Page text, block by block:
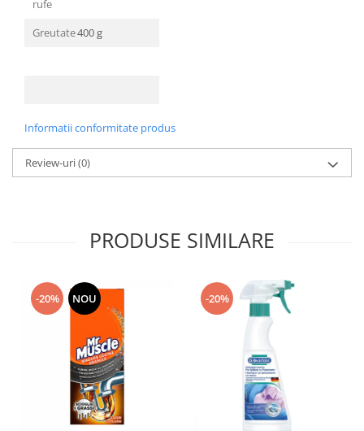
Gel Antibacterian
Igienol Dezinfectant
Prosoape De Hartie Si Servetele
Prosoape de Hartie
Odorizant Camera Air Wick
Odorizant Camera cu Betisoare
Profesional
Odorizant Camera Ambi Pur
Rezerva Odorizant Camera
Rezerva Odorizant Camera Glade
Rezerva Odorizant Camera Air Wick
rufe
Greutate400 g
Informatii conformitate produs
Review-uri(0)
PRODUSE SIMILARE
-20% NOU -20%